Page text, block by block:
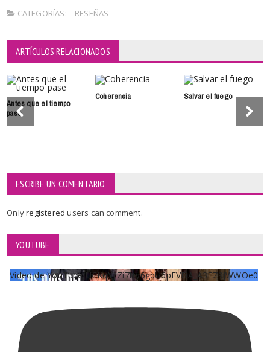
CATEGORÍAS: RESEÑAS
ARTÍCULOS RELACIONADOS
Antes que el tiempo
pase
Coherencia Salvar el fuego
ESCRIBE UN COMENTARIO
Onlyregisteredusers can comment.
YOUTUBE
Vídeo de YouTube UCKqYjiZi7lzy6gqU6pFVFiA_A3EZ9JWWOe0